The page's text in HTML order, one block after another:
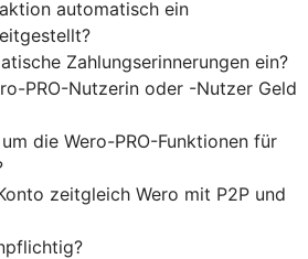
automatisch ein
Zahlungserinnerungen ein?
PRO-Nutzerin oder -Nutzer Geld
die Wero-PRO-Funktionen für
zeitgleich Wero mit P2P und